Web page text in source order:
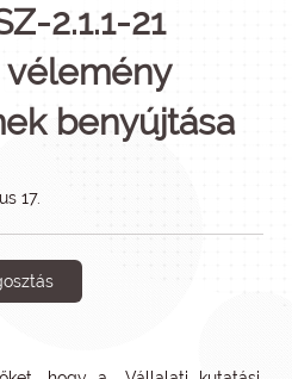
2.1.1-21
vélemény
benyújtása
17.